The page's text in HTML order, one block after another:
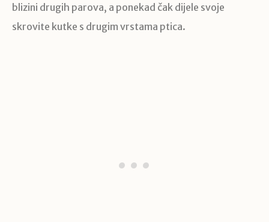
blizini drugih parova, a ponekad čak dijele svoje
skrovite kutke s drugim vrstama ptica.